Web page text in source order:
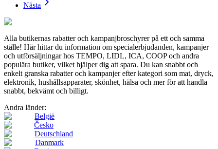
Nästa
Alla butikernas rabatter och kampanjbroschyrer på ett och samma
ställe! Här hittar du information om specialerbjudanden, kampanjer
och utförsäljningar hos TEMPO, LIDL, ICA, COOP och andra
populära butiker, vilket hjälper dig att spara. Du kan snabbt och
enkelt granska rabatter och kampanjer efter kategori som mat, dryck,
elektronik, hushållsapparater, skönhet, hälsa och mer för att handla
snabbt, bekvämt och billigt.
Andra länder:
België
Česko
Deutschland
Danmark